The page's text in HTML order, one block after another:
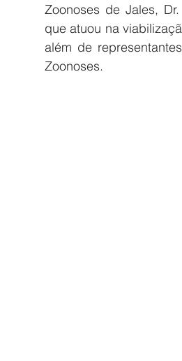
Zoonoses de Jales,
que atuou na
além de
Zoonoses.